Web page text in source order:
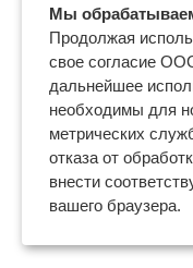
Мы
Продолжая
свое согласие
дальнейшее
необходимы для
метрических
отказа от
внести
вашего браузера.